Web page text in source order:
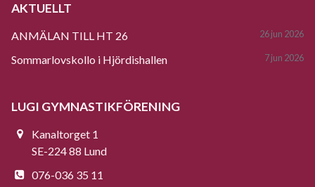
AKTUELLT
ANMÄLAN TILL HT 26 26 jun 2026
Sommarlovskollo i Hjördishallen 7 jun 2026
LUGI GYMNASTIKFÖRENING
Kanaltorget 1
SE-224 88 Lund
076-036 35 11